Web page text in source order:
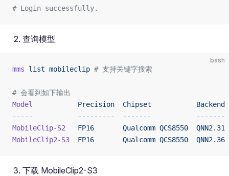
# Login successfully.
查询模型
bash
mms list mobileclip # 支持关键字搜索
# 会看到如下输出
Model
           Precision
  Chipset
           Backend
-----
           ---------
  -------
           -------
MobileClip-S2
   FP16
       Qualcomm
QCS8550
  QNN2.31
MobileClip2-S3
  FP16
       Qualcomm
QCS8550
  QNN2.36
下载 MobileClip2-S3